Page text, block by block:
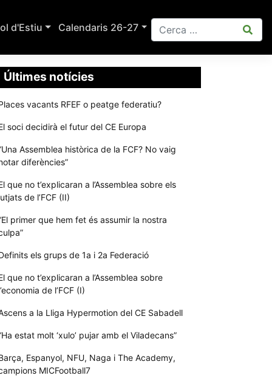
d'Estiu Calendaris 26-27
Últimes notícies
vacants RFEF o peatge federatiu?
soci decidirà el futur del CE Europa
Assemblea històrica de la FCF? No vaig
diferències”
que no t’explicaran a l’Assemblea sobre els
de l’FCF (II)
primer que hem fet és assumir la nostra
els grups de 1a i 2a Federació
que no t’explicaran a l’Assemblea sobre
de l’FCF (I)
a la Lliga Hypermotion del CE Sabadell
estat molt ‘xulo’ pujar amb el Viladecans”
Espanyol, NFU, Naga i The Academy,
MICFootball7